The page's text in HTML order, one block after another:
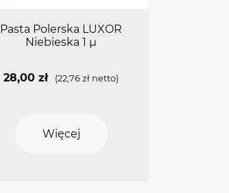
Pasta Polerska LUXOR
Niebieska 1 µ
28,00zł (22,76zł netto)
Więcej